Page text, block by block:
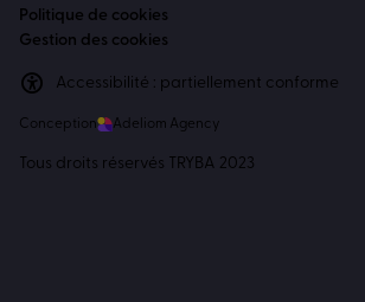
Politique de cookies
Gestion des cookies
Accessibilité : partiellement conforme
Conception Adeliom Agency
Tous droits réservés TRYBA 2023